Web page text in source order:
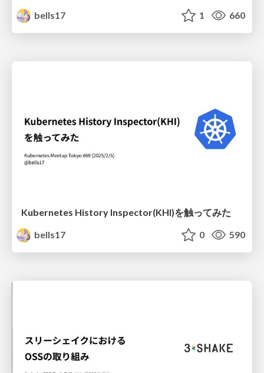
bells17
1 660
Kubernetes History Inspector(KHI)を触ってみた
bells17
0 590